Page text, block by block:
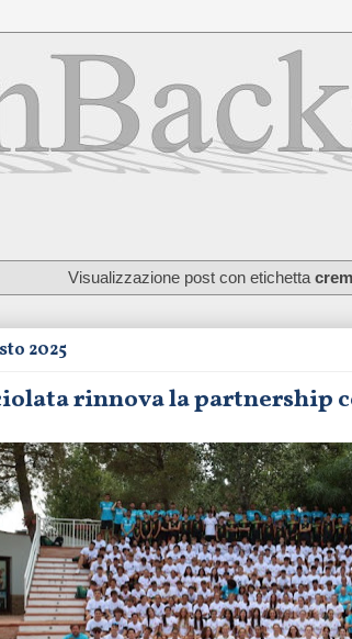
Visualizzazione post con etichetta
2025
rinnova la partnership